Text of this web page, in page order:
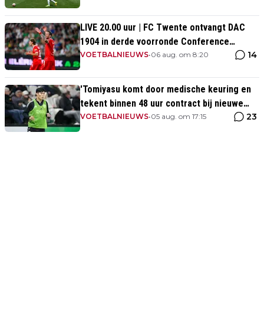
LIVE 20.00 uur | FC Twente ontvangt DAC
1904 in derde voorronde Conference
League
VOETBALNIEUWS•06 aug. om 8:20 14
'Tomiyasu komt door medische keuring en
tekent binnen 48 uur contract bij nieuwe
club'
VOETBALNIEUWS•05 aug. om 17:15 23